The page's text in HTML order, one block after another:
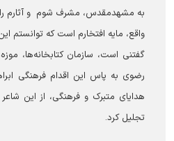
به مشهدمقدس، مشرف شوم و آثارم را
واقع، مایه افتخارم است که توانستم
گفتنی است، سازمان کتابخانه‌ها،
رضوی به پاس این اقدام فرهنگی
هدایای متبرک و فرهنگی، از این
تجلیل کرد.